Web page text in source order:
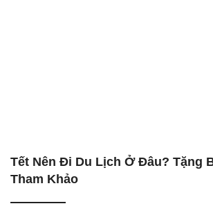
Tết Nên Đi Du Lịch Ở Đâu? Tặng
Tham Khảo